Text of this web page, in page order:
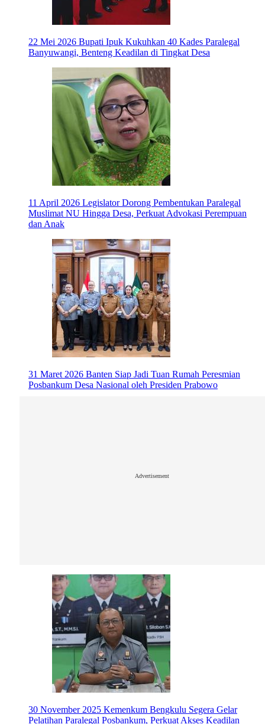
22 Mei 2026 Bupati Ipuk Kukuhkan 40 Kades Paralegal
Banyuwangi, Benteng Keadilan di Tingkat Desa
11 April 2026 Legislator Dorong Pembentukan Paralegal
Muslimat NU Hingga Desa, Perkuat Advokasi Perempuan
dan Anak
31 Maret 2026 Banten Siap Jadi Tuan Rumah Peresmian
Posbankum Desa Nasional oleh Presiden Prabowo
Advertisement
30 November 2025 Kemenkum Bengkulu Segera Gelar
Pelatihan Paralegal Posbankum, Perkuat Akses Keadilan